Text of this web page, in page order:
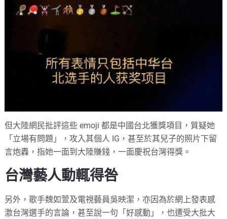
但大陸網民批評這些 emoji 都是中國台北獲獎項目，質疑她
「立場有問題」，攻入其個人 IG，甚至於其兒子的照片下留
言炮轟，指她一面到大陸賺錢，一面慶祝台灣得獎。
台灣藝人動輒得咎
另外，歌手魏如萱及電視藝員吳映潔，亦因為於網上發表感
激台灣選手的言論，甚至說一句「好感動」，也遭受大批大